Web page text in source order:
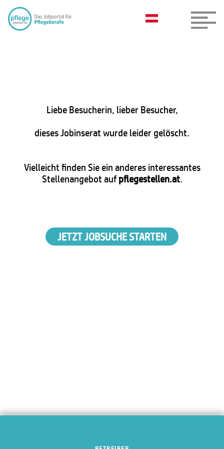
Liebe Besucherin, lieber Besucher,
dieses Jobinserat wurde leider gelöscht.
Vielleicht finden Sie ein anderes interessantes
Stellenangebot aufpflegestellen.at.
JETZT JOBSUCHE STARTEN